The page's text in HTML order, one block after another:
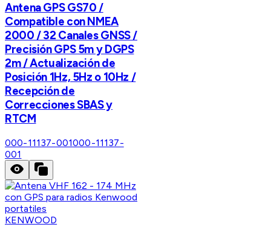
Antena GPS GS70 /
Compatible con NMEA
2000 / 32 Canales GNSS /
Precisión GPS 5m y DGPS
2m / Actualización de
Posición 1Hz, 5Hz o 10Hz /
Recepción de
Correcciones SBAS y
RTCM
000-11137-001000-11137-
001
KENWOOD